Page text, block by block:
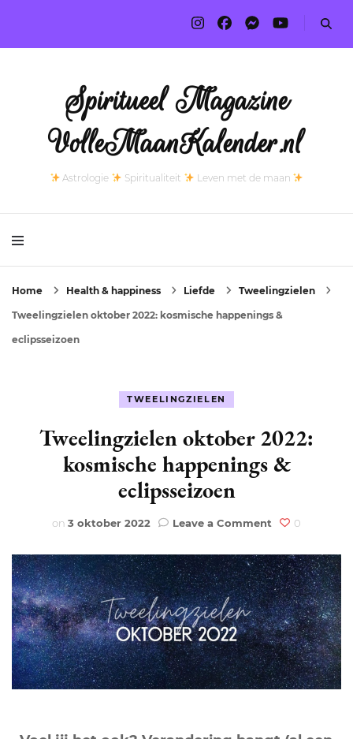
Spiritueel Magazine
VolleMaanKalender.nl
Astrologie Spiritualiteit Leven met de maan
Home Health & happiness Liefde Tweelingzielen
Tweelingzielen oktober 2022: kosmische happenings &
eclipsseizoen
TWEELINGZIELEN
Tweelingzielen oktober 2022:
kosmische happenings &
eclipsseizoen
on 3 oktober 2022 Leave a Comment on
oktober
2022:
kosmische
happenings
&
eclipsseizoen
0